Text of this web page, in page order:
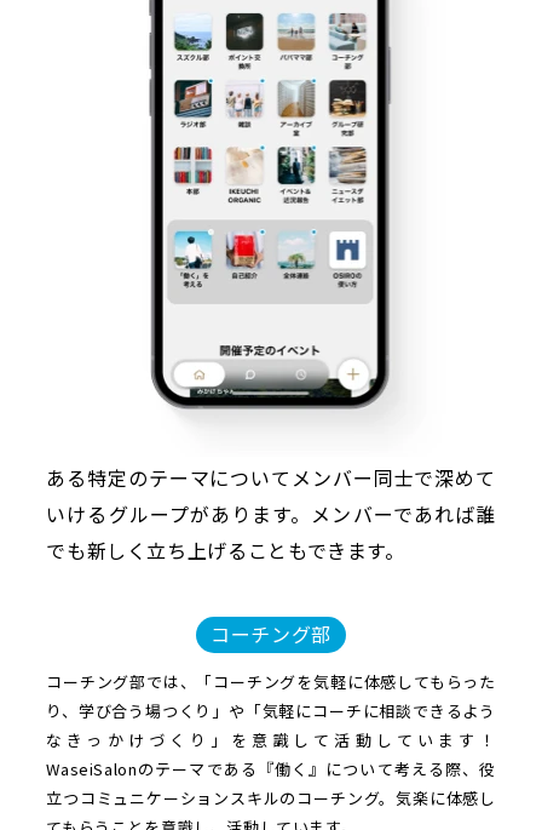
ある特定のテーマについてメンバー同士で深めて
いけるグループがあります。メンバーであれば誰
でも新しく立ち上げることもできます。
コーチング部
コーチング部では、「コーチングを気軽に体感してもらった
り、学び合う場つくり」や「気軽にコーチに相談できるよう
なきっかけづくり」を意識して活動しています！
WaseiSalonのテーマである『働く』について考える際、役
立つコミュニケーションスキルのコーチング。気楽に体感し